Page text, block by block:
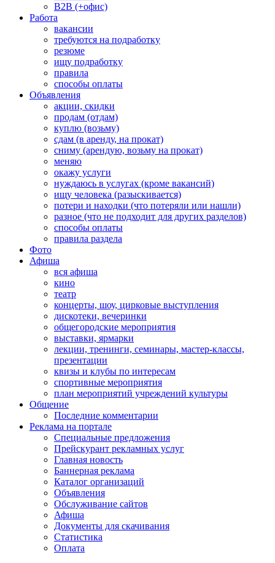
B2B (+офис)
Работа
вакансии
требуются на подработку
резюме
ищу подработку
правила
способы оплаты
Объявления
акции, скидки
продам (отдам)
куплю (возьму)
сдам (в аренду, на прокат)
сниму (арендую, возьму на прокат)
меняю
окажу услуги
нуждаюсь в услугах (кроме вакансий)
ищу человека (разыскивается)
потери и находки (что потеряли или нашли)
разное (что не подходит для других разделов)
способы оплаты
правила раздела
Фото
Афиша
вся афиша
кино
театр
концерты, шоу, цирковые выступления
дискотеки, вечеринки
общегородские мероприятия
выставки, ярмарки
лекции, тренинги, семинары, мастер-классы,
презентации
квизы и клубы по интересам
спортивные мероприятия
план мероприятий учреждений культуры
Общение
Последние комментарии
Реклама на портале
Специальные предложения
Прейскурант рекламных услуг
Главная новость
Баннерная реклама
Каталог организаций
Объявления
Обслуживание сайтов
Афиша
Документы для скачивания
Статистика
Оплата